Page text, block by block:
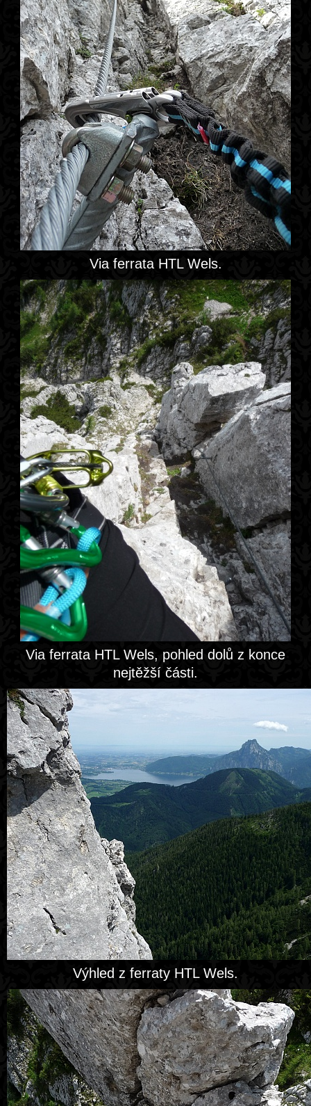
Via ferrata HTL Wels.
Via ferrata HTL Wels, pohled dolů z konce
nejtěžší části.
Výhled z ferraty HTL Wels.